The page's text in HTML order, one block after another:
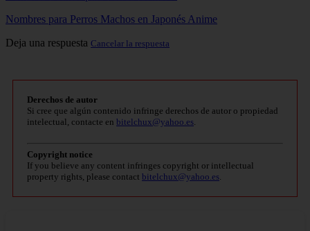
Nombres para Perros Machos en Japonés Anime
Deja una respuesta Cancelar la respuesta
Derechos de autor
Si cree que algún contenido infringe derechos de autor o propiedad
intelectual, contacte en bitelchux@yahoo.es
Copyright notice
If you believe any content infringes copyright or intellectual
property rights, please contact bitelchux@yahoo.es